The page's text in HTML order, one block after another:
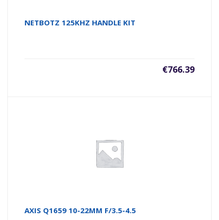
NETBOTZ 125KHZ HANDLE KIT
€766.39
AXIS Q1659 10-22MM F/3.5-4.5